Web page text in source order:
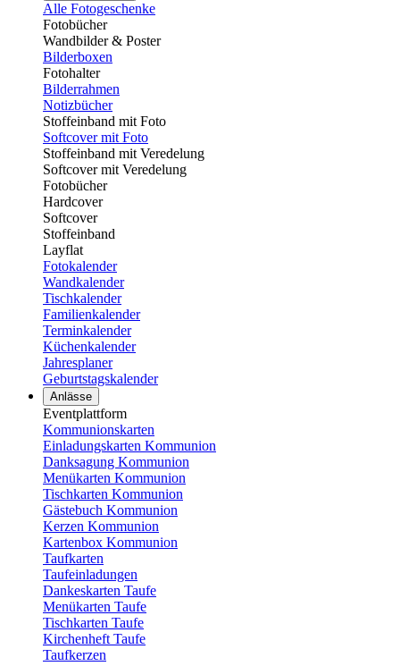
Alle Fotogeschenke
Fotobücher
Wandbilder & Poster
Bilderboxen
Fotohalter
Bilderrahmen
Notizbücher
Stoffeinband mit Foto
Softcover mit Foto
Stoffeinband mit Veredelung
Softcover mit Veredelung
Fotobücher
Hardcover
Softcover
Stoffeinband
Layflat
Fotokalender
Wandkalender
Tischkalender
Familienkalender
Terminkalender
Küchenkalender
Jahresplaner
Geburtstagskalender
Anlässe
Eventplattform
Kommunionskarten
Einladungskarten Kommunion
Danksagung Kommunion
Menükarten Kommunion
Tischkarten Kommunion
Gästebuch Kommunion
Kerzen Kommunion
Kartenbox Kommunion
Taufkarten
Taufeinladungen
Dankeskarten Taufe
Menükarten Taufe
Tischkarten Taufe
Kirchenheft Taufe
Taufkerzen